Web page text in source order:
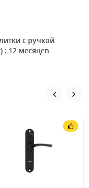
с ручкой
: 12 месяцев